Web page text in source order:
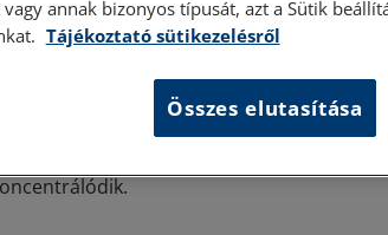
átszáll az ingatlan tulajdonosára.
nincs szükség külön szerződésre vagy
áll, hogy az ingatlanhoz kapcsolódó
annak bizonyos típusát, azt a Sütik
Tájékoztató sütikezelésről
Összes elutasítása